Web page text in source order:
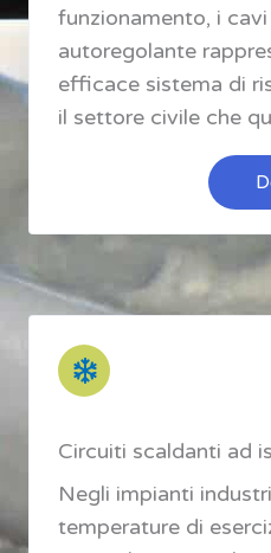
funzionamento, i
autoregolante
efficace sistema di
il settore civile che
Circuiti scaldanti ad
Negli impianti
temperature di